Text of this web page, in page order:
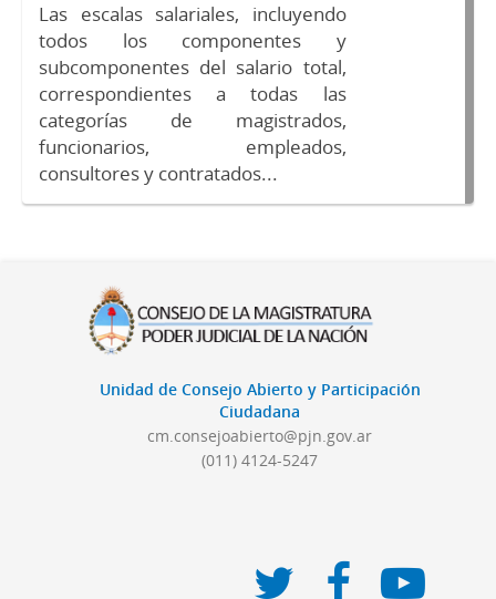
Las escalas salariales, incluyendo
todos los componentes y
subcomponentes del salario total,
correspondientes a todas las
categorías de magistrados,
funcionarios, empleados,
consultores y contratados...
Unidad de Consejo Abierto y Participación
Ciudadana
cm.consejoabierto@pjn.gov.ar
(011) 4124-5247